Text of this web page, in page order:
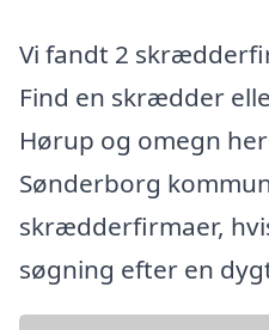
Vi fandt 2
Find en skrædder
Hørup og omegn
Sønderborg
skrædderfirmaer,
søgning efter en